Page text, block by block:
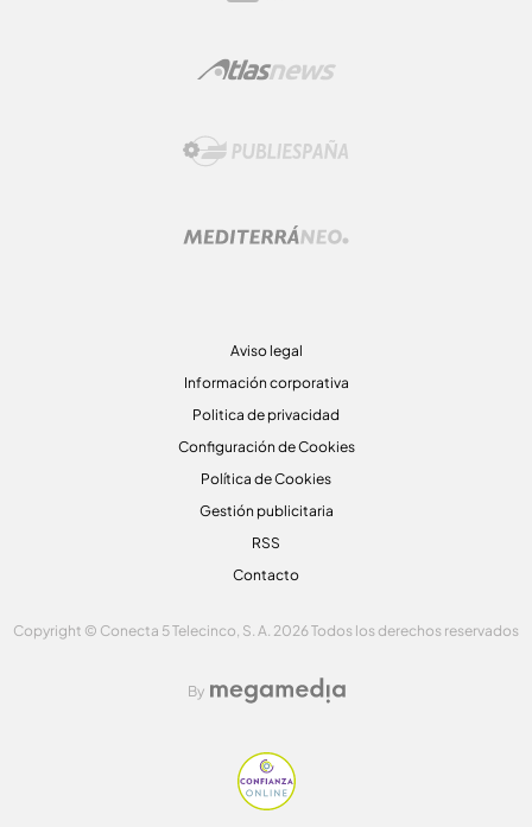
Aviso legal
Información corporativa
Politica de privacidad
Configuración de Cookies
Política de Cookies
Gestión publicitaria
RSS
Contacto
Copyright © Conecta 5 Telecinco, S. A. 2026 Todos los derechos reservados
By